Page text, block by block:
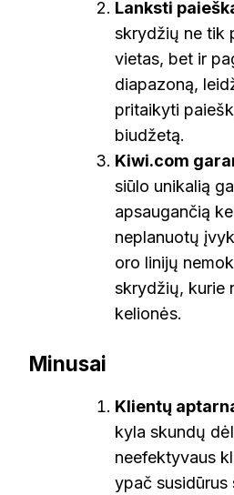
Lanksti
skrydžių ne tik
vietas, bet ir
diapazoną,
pritaikyti
biudžetą.
Kiwi.com
siūlo unikalią
apsaugančią
neplanuotų
oro linijų
skrydžių, kurie
kelionės.
Minusai
Klientų
kyla skundų
neefektyvaus
ypač susidūrus